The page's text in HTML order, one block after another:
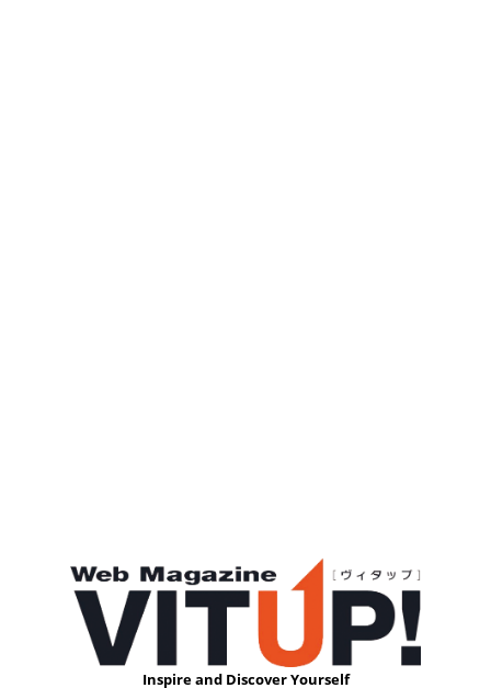
Inspire and Discover Yourself